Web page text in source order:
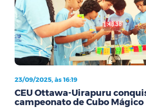
23/09/2025, às 16:19
CEU Ottawa-Uirapuru
campeonato de Cubo Mágico